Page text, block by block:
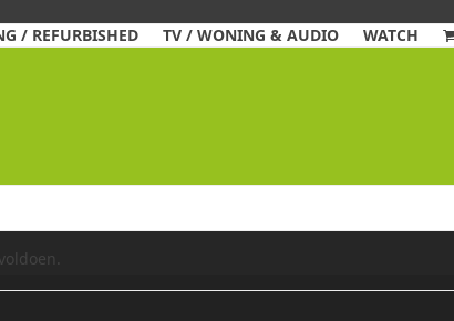
/ REFURBISHED TV / WONING & AUDIO WATCH